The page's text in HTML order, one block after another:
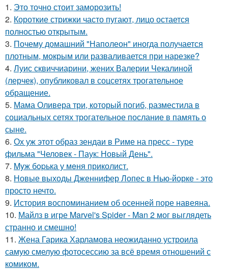
1. Это точно стоит заморозить!
2. Короткие стрижки часто пугают, лицо остается
полностью открытым.
3. Почему домашний "Наполеон" иногда получается
плотным, мокрым или разваливается при нарезке?
4. Луис сквиччиарини, жених Валерии Чекалиной
(лерчек), опубликовал в соцсетях трогательное
обращение.
5. Мама Оливера три, который погиб, разместила в
социальных сетях трогательное послание в память о
сыне.
6. Ох уж этот образ зендаи в Риме на пресс - туре
фильма "Человек - Паук: Новый День".
7. Myж бopька у мeня приколист.
8. Новые выходы Дженнифер Лопес в Нью-йорке - это
просто нечто.
9. История воспоминанием об осенней поре навеяна.
10. Майлз в игре Marvel's Spider - Man 2 мог выглядеть
странно и смешно!
11. Жена Гарика Харламова неожиданно устроила
самую смелую фотосессию за всё время отношений с
комиком.